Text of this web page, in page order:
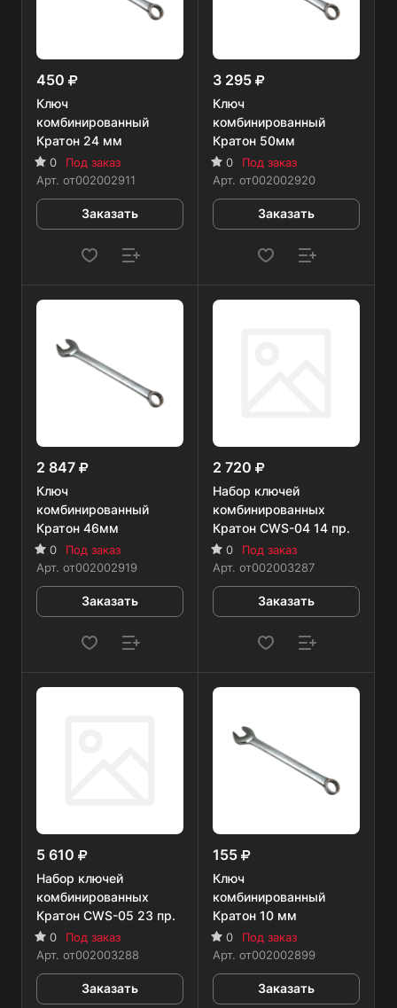
450
Ключ
комбинированный
Кратон 24 мм
0
Под заказ
Арт. от002002911
Заказать
3 295
Ключ
комбинированный
Кратон 50мм
0
Под заказ
Арт. от002002920
Заказать
2 847
Ключ
комбинированный
Кратон 46мм
0
Под заказ
Арт. от002002919
Заказать
2 720
Набор ключей
комбинированных
Кратон CWS-04 14 пр.
0
Под заказ
Арт. от002003287
Заказать
5 610
Набор ключей
комбинированных
Кратон CWS-05 23 пр.
0
Под заказ
Арт. от002003288
Заказать
155
Ключ
комбинированный
Кратон 10 мм
0
Под заказ
Арт. от002002899
Заказать